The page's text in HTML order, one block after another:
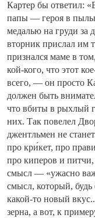
Картер бы ответил:
папы — героя в
медалью на груди за
вторник прислал им
признался маме в
кой-кого, что этот
всего, — он просто
должен быть
что вбиты в рыхлый
них. Так повелел
джентльмен не
про кри́кет, про
про киперов и
смысл — «ужасно
смысл, который,
какой-то новый
зерна, а вот, к